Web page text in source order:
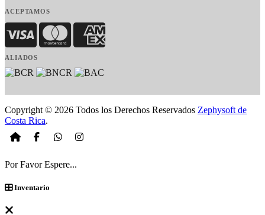
ACEPTAMOS
Visa MasterCardAmerican Express
ALIADOS
Copyright © 2026 Todos los Derechos Reservados Zephysoft de
Costa Rica.
Por Favor Espere...
Inventario